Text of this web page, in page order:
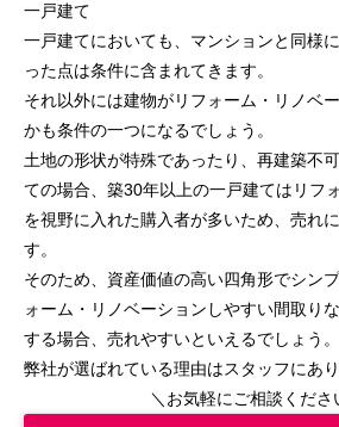
一戸建て
一戸建てにおいても、マンションと同様
った点は条件に含まれてきます。
それ以外には建物がリフォーム・リノベ
かも条件の一つになるでしょう。
土地の形状が特殊であったり、再建築不
ての場合、築30年以上の一戸建てはリフ
を視野に入れた購入者が多いため、売れ
す。
そのため、資産価値の高い四角形でシン
ォーム・リノベーションしやすい間取り
する場合、売れやすいといえるでしょう。
弊社が選ばれている理由はスタッフにあり
＼お気軽にご相談くださ